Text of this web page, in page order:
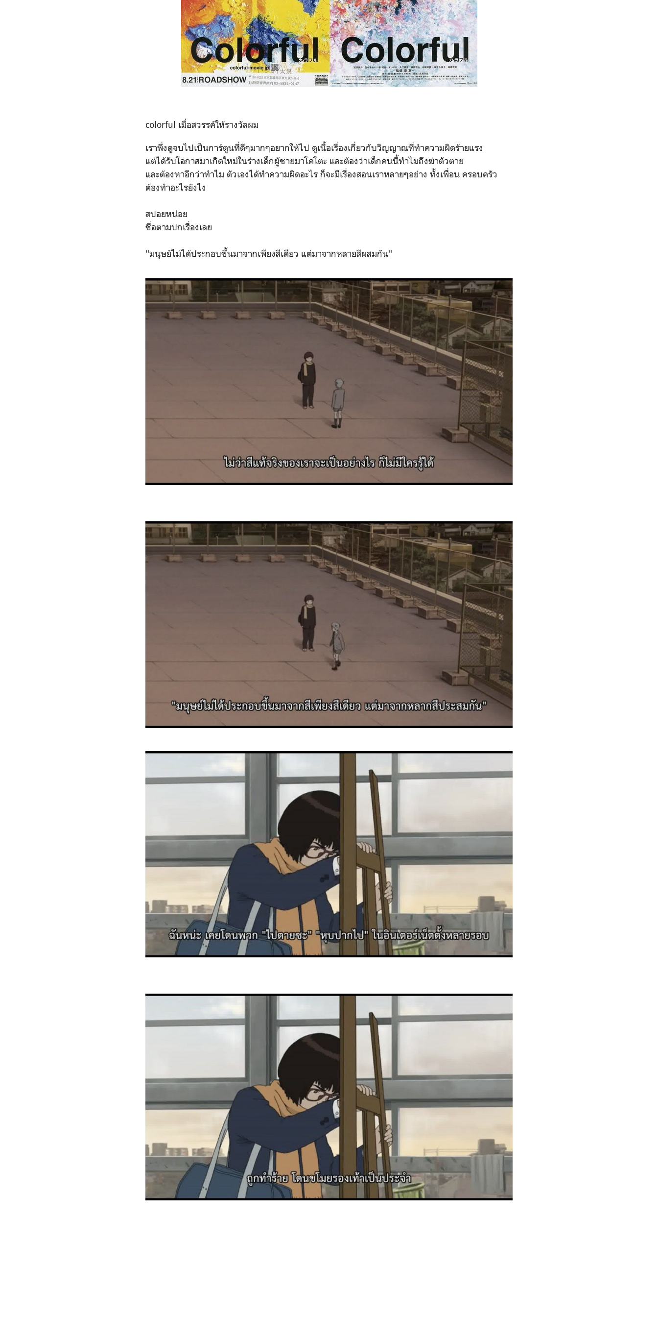
colorful เมื่อสวรรค์ให้รางวัลผม
เราพึ่งดูจบไปเป็นการ์ตูนที่ดีๆมากๆอยากให้ไป ดูเนื้อเรื่องเกี่ยวกับวิญญาณที่ทำความผิดร้ายแรง
แต่ได้รับโอกาสมาเกิดใหม่ในร่างเด็กผู้ชายมาโคโตะ และต้องว่าเด็กคนนี้ทำไมถึงฆ่าตัวตาย
และต้องหาอีกว่าทำไม ตัวเองได้ทำความผิดอะไร ก็จะมีเรื่องสอนเราหลายๆอย่าง ทั้งเพื่อน ครอบครัว
ต้องทำอะไรยังไง
สปอยหน่อย
ชื่อตามปกเรื่องเลย
''มนุษย์ไม่ได้ประกอบขึ้นมาจากเพียงสีเดียว แต่มาจากหลายสีผสมกัน''